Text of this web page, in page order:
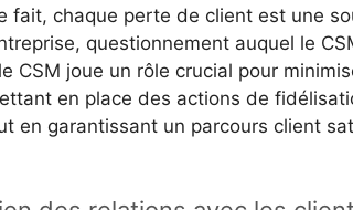
fait, chaque perte de client est une
questionnement auquel le
CSM joue un rôle crucial pour
en place des actions de
en garantissant un parcours client